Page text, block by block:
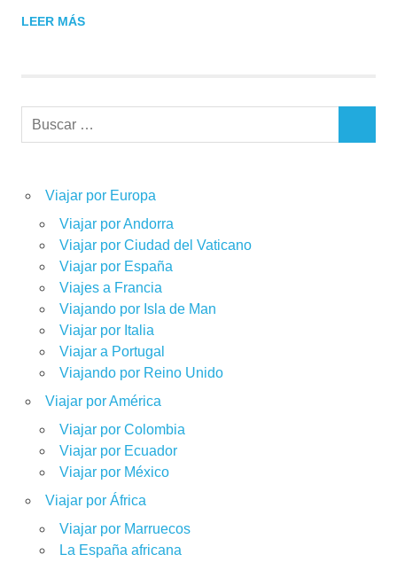
LEER MÁS
Buscar:
Viajar por Europa
Viajar por Andorra
Viajar por Ciudad del Vaticano
Viajar por España
Viajes a Francia
Viajando por Isla de Man
Viajar por Italia
Viajar a Portugal
Viajando por Reino Unido
Viajar por América
Viajar por Colombia
Viajar por Ecuador
Viajar por México
Viajar por África
Viajar por Marruecos
La España africana